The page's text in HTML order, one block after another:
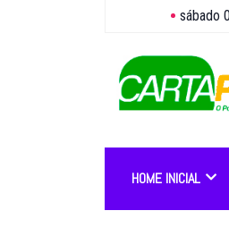
sábado
HOME INICIAL